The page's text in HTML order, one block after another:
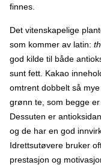
finnes.
Det vitenskapelige
som kommer av latin:
god kilde til både
sunt fett. Kakao
omtrent dobbelt så
grønn te, som begge
Dessuten er
og de har en god
Idrettsutøvere bruker
prestasjon og